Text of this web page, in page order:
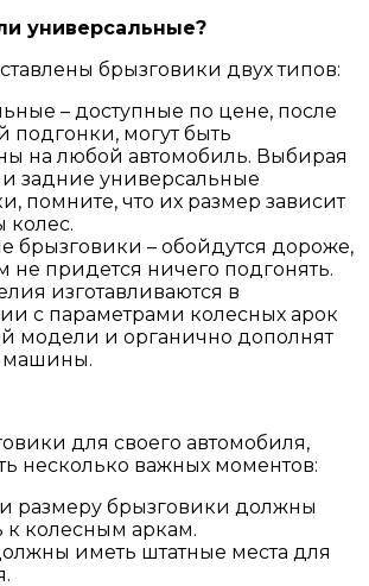
универсальные?
брызговики двух типов:
– доступные по цене, после
подгонки, могут быть
на любой автомобиль. Выбирая
задние универсальные
помните, что их размер зависит
брызговики – обойдутся дороже,
не придется ничего подгонять.
изготавливаются в
с параметрами колесных арок
модели и органично дополнят
машины.
для своего автомобиля,
несколько важных моментов:
размеру брызговики должны
к колесным аркам.
иметь штатные места для